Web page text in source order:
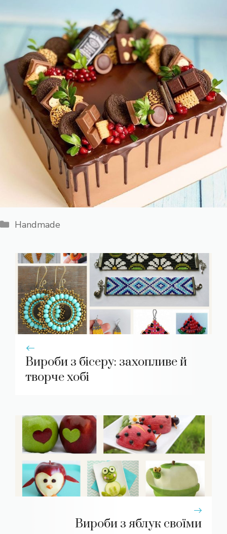
Категорії
Handmade
Вироби з бісеру: захопливе й
творче хобі
Вироби з яблук своїми